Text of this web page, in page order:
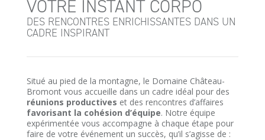
VOTRE INSTANT CORPO
DES RENCONTRES ENRICHISSANTES DANS UN
CADRE INSPIRANT
Situé au pied de la montagne, le Domaine Château-
Bromont vous accueille dans un cadre idéal pour des
réunions productives et des rencontres d’affaires
favorisant la cohésion d’équipe. Notre équipe
expérimentée vous accompagne à chaque étape pour
faire de votre événement un succès, qu’il s’agisse de :